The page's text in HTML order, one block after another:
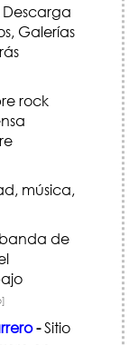
Galerías
rock
música,
de
-Sitio